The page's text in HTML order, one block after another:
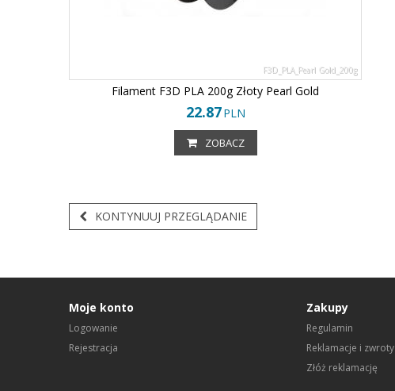
F3D_PLA_Pearl Gold_200g
Filament F3D PLA 200g Złoty Pearl Gold
22.87PLN
ZOBACZ
KONTYNUUJ PRZEGLĄDANIE
Moje konto
Logowanie
Rejestracja
Zakupy
Regulamin
Reklamacje i zwroty
Złóż reklamację